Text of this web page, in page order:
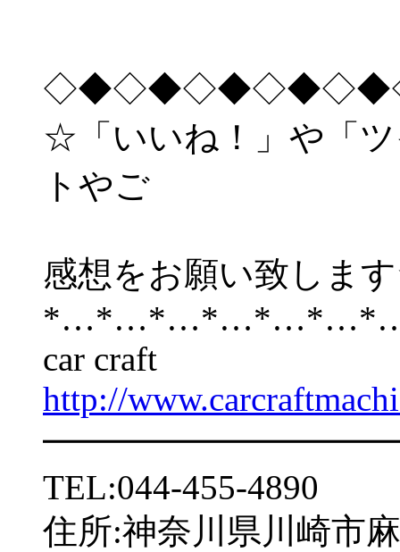
☆「いいね！」や「
トやご
感想をお願い致しま
car craft
http://
TEL:044-455-4890
住所:神奈川県川崎市